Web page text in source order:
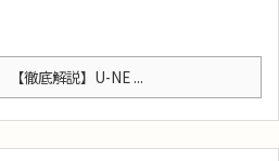
【徹底解説】U-NE ...